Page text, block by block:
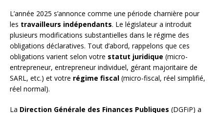
L’année 2025 s’annonce comme une période charnière pour
les travailleurs indépendants. Le législateur a introduit
plusieurs modifications substantielles dans le régime des
obligations déclaratives. Tout d’abord, rappelons que ces
obligations varient selon votre statut juridique (micro-
entrepreneur, entrepreneur individuel, gérant majoritaire de
SARL, etc.) et votre régime fiscal (micro-fiscal, réel simplifié,
réel normal).
La Direction Générale des Finances Publiques (DGFiP) a